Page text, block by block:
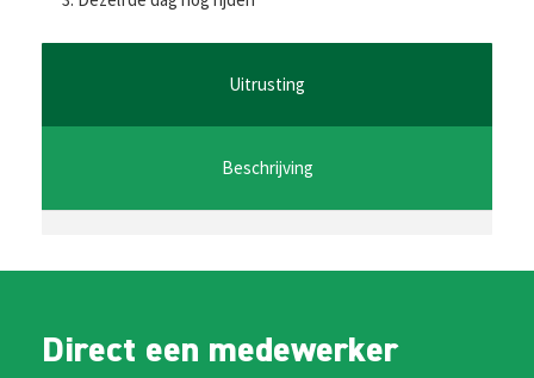
o
o
er l
sA
p
p
ge
r
Uitrusting
Beschrijving
Direct een medewerker